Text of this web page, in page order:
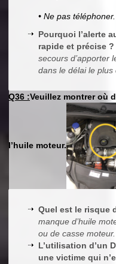
• Ne pas téléphoner.
Pourquoi l’alerte
rapide et précise ?
secours d’apporter
dans le délai le plus
Q36 :Veuillez montrer où
l’huile moteur.
Quel est le risque
manque d’huile
ou de casse moteur.
L’utilisation d’un
une victime qui